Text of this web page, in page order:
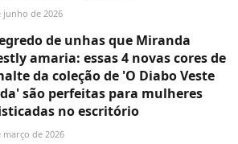
junho de 2026
de unhas que Miranda
amaria: essas 4 novas cores de
da coleção de 'O Diabo Veste
são perfeitas para mulheres
no escritório
março de 2026